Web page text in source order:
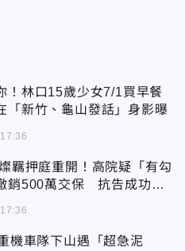
！林口15歲少女7/1買早餐
新竹、龜山發話」身影曝
羈押庭重開！高院疑「有勾
銷500萬交保 抗告成功發
機車隊下山遇「超急泥